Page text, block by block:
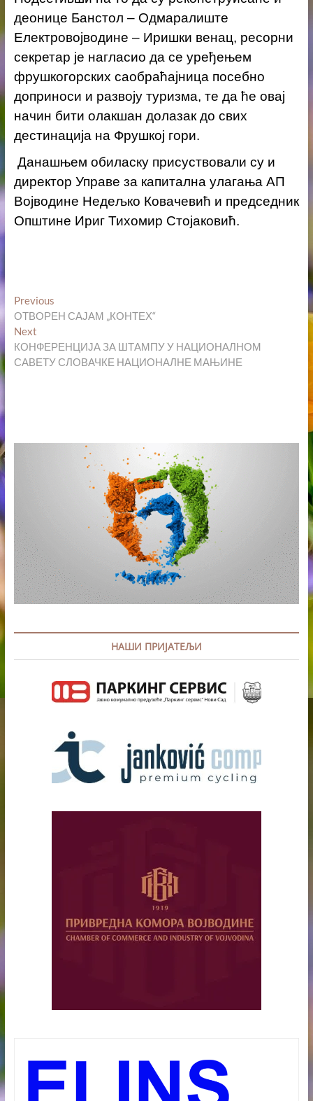
деонице Банстол – Одмаралиште
Електровојводине – Иришки венац, ресорни
секретар је нагласио да се уређењем
фрушкогорских саобраћајница посебно
доприноси и развоју туризма, те да ће овај
начин бити олакшан долазак до свих
дестинација на Фрушкој гори.
Данашњем обиласку присуствовали су и
директор Управе за капитална улагања АП
Војводине Недељко Ковачевић и председник
Општине Ириг Тихомир Стојаковић.
Кретање
чланка
PreviousPrevious
post:
ОТВОРЕН САЈАМ „КОНТЕХ“
NextNext
post:
КОНФЕРЕНЦИЈА ЗА ШТАМПУ У НАЦИОНАЛНОМ
САВЕТУ СЛОВАЧКЕ НАЦИОНАЛНЕ МАЊИНЕ
НАШИ ПРИЈАТЕЉИ